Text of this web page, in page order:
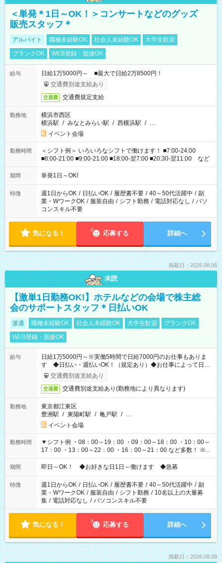
＜単発＊1日～OK！＞コンサートなどのグッズ
販売スタッフ＊
アルバイト 職種未経験OK 社会人未経験OK
大学生歓迎
ブランクOK
WEB登録・面接OK
給与
日給1万5000円～ ■最大で日給2万8500円！
交通費別途支給あり
交通費 交通費規定支給
勤務地
横浜市西区
横浜駅 / みなとみらい駅 / 西横浜駅 / …
イベント会場
勤務時間
＜シフト例＞ いろいろなシフトで働けます！ ■7:00-24:00
■8:00-21:00 ■9:00-21:00 ■18:00-翌7:00 ■20:30-翌11:00 など
期間 単発1日～OK!
特徴 週1日からOK / 日払いOK / 履歴書不要 / 40～50代活躍中 / 副
業・WワークOK / 服装自由 / シフト勤務 / 電話対応なし / パソ
コンスキル不要
気になる！ 応募する 詳細へ
掲載日：2026.08.06
未読
【激単1日勤務OK!】ホテルなどの会場で株主総
会のサポートスタッフ＊日払いOK
派遣 職種未経験OK 社会人未経験OK 大学生歓迎
ブランクOK
WEB登録・面接OK
給与
日給1万5000円～※実働5時間で日給7000円のお仕事もありま
す ◆日払い・週払いOK！（規定あり）◆お仕事によって日給
も異なります
交通費別途支給あり
交通費 交通費別途支給あり(勤務地により異なります)
勤務地
東京都江東区
豊洲駅 / 東陽町駅 / 亀戸駅 / …
イベント会場
勤務時間
▼シフト例 ・08：00～19：00 ・09：00～18：00 ・10：00～
17：00 ・13：00～22：00 ・16：00～21：00 など多数！ ※お
仕事により勤務時間が異なります
期間 即日～OK！ ◆お好きな日1日～働けます ◆急募
特徴 週1日からOK / 日払いOK / 履歴書不要 / 40～50代活躍中 / 副
業・WワークOK / 服装自由 / シフト勤務 / 10名以上の大量募
集 / 電話対応なし / パソコンスキル不要
気になる！ 応募する 詳細へ
掲載日：2026.08.08